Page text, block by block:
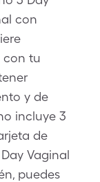
con
con tu
y de
incluye 3
de
Vaginal
puedes